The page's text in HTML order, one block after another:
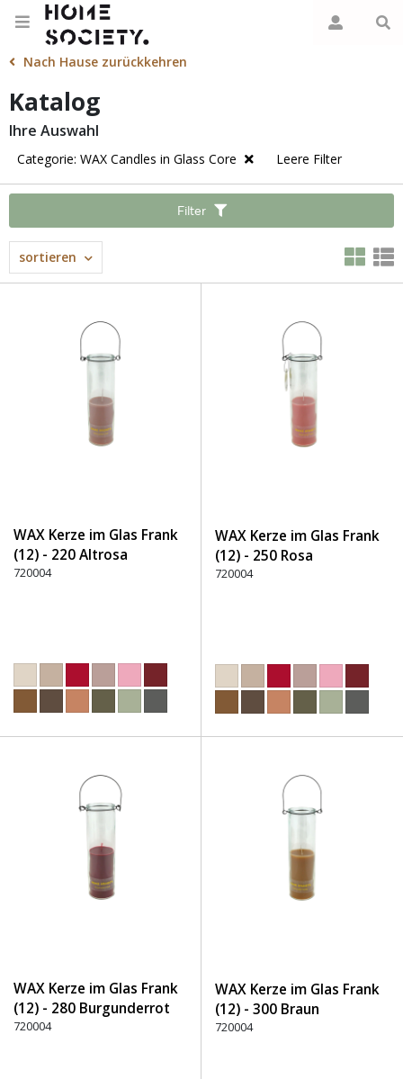
Nach Hause zurückkehren
Katalog
Ihre Auswahl
Categorie: WAX Candles in Glass Core Leere Filter
Filter
sortieren
WAX Kerze im Glas Frank
(12) - 220 Altrosa
720004
WAX Kerze im Glas Frank
(12) - 250 Rosa
720004
WAX Kerze im Glas Frank
(12) - 280 Burgunderrot
720004
WAX Kerze im Glas Frank
(12) - 300 Braun
720004